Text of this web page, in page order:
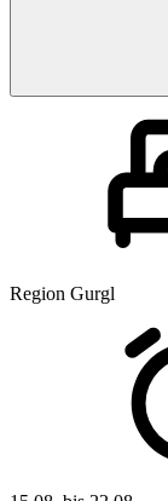
Region Gurgl